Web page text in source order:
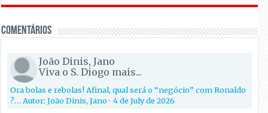
Comentários
João Dinis, Jano
Viva o S. Diogo mais...
Ora bolas e rebolas! Afinal, qual será o “negócio” com Ronaldo
?… Autor: João Dinis, Jano·4 de July de 2026